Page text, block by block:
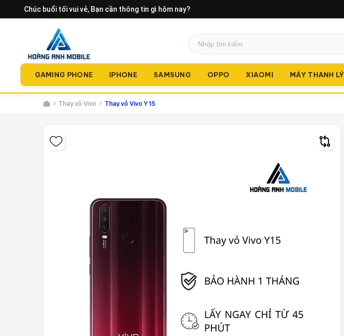
Chúc buổi tối vui vẻ, Bạn cần thông tin gì hôm nay?
GAMING PHONE IPHONE SAMSUNG OPPO XIAOMI MÁY THANH LÝ
Thay vỏ Vivo Thay vỏ Vivo Y15